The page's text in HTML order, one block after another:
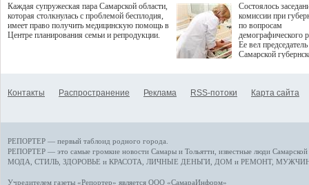
возникающие при
данными
более динамичного
проникновения
сегмент
отраслевое
рассказала Ольга
ходе сессии
качества жизни" в
ПМЭФ 2025. В
Каждая супружеская пара Самарской области,
которая столкнулась с проблемой бесплодия,
имеет право получить медицинскую помощь в
Центре планирования семьи и репродукции.
Состоялось
комиссии при
по вопросам
демографического
Ее вел председатель
Самарской
Контакты Распространение Реклама RSS-потоки Карта сайта
РЕПОРТЕР — первый таблоид родного города.
РЕПОРТЕР — это самые громкие новости Самары и Тольятти, известные люди
МОДА, СТИЛЬ ЗДОРОВЬЕ и КРАСОТА ЛИЧНЫЕ ДЕНЬГИ ДОМ и РЕМОНТ,
Учредителем газеты «Репортер» является ООО «СамараИнформ»